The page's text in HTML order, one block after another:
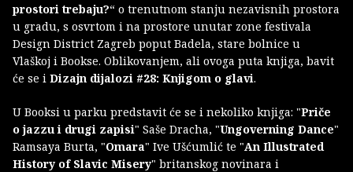
prostori trebaju?“ o trenutnom stanju nezavisnih prostora
u gradu, s osvrtom i na prostore unutar zone festivala
Design District Zagreb poput Badela, stare bolnice u
Vlaškoj i Bookse. Oblikovanjem, ali ovoga puta knjiga, bavit
će se i Dizajn dijalozi #28: Knjigom o glavi.
U Booksi u parku predstavit će se i nekoliko knjiga: "Priče
o jazzu i drugi zapisi" Saše Dracha, "Ungoverning Dance"
Ramsaya Burta, "Omara" Ive Ušćumlić te "An Illustrated
History of Slavic Misery" britanskog novinara i